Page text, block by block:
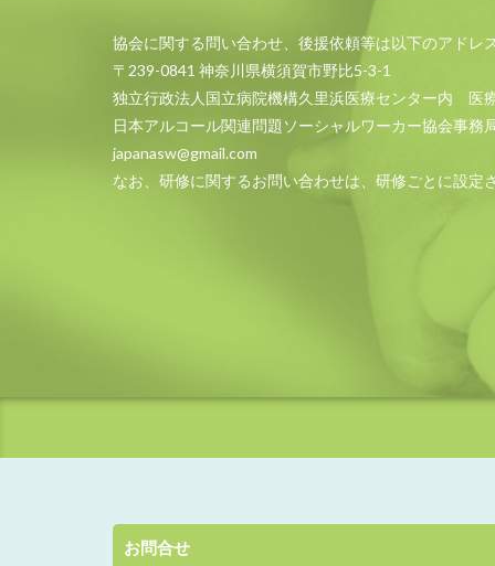
協会に関する問い合わせ、後援依頼等は以下のアドレ
〒239-0841 神奈川県横須賀市野比5-3-1
独立行政法人国立病院機構久里浜医療センター内 医
日本アルコール関連問題ソーシャルワーカー協会事務
japanasw@gmail.com
なお、研修に関するお問い合わせは、研修ごとに設
お問合せ